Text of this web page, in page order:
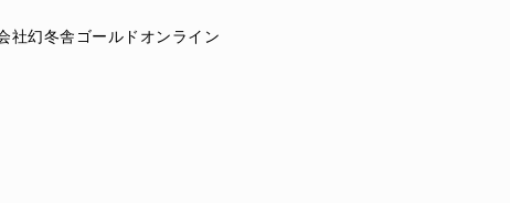
社幻冬舎ゴールドオンライン